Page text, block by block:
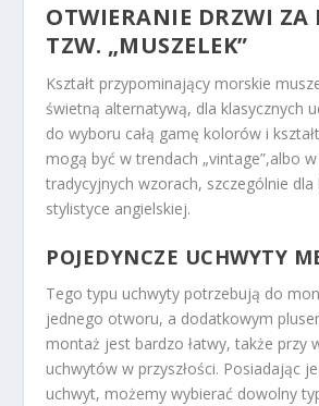
OTWIERANIE DRZWI ZA
TZW. „MUSZELEK”
Kształt przypominający morskie
świetną alternatywą, dla klasycznych
do wyboru całą gamę kolorów i
mogą być w trendach „vintage”,albo
tradycyjnych wzorach, szczególnie dla
stylistyce angielskiej.
POJEDYNCZE UCHWYTY
Tego typu uchwyty potrzebują do
jednego otworu, a dodatkowym
montaż jest bardzo łatwy, także przy
uchwytów w przyszłości. Posiadając
uchwyt, możemy wybierać dowolny